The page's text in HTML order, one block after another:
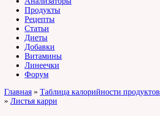
Продукты
Рецепты
Статьи
Диеты
Добавки
Витамины
Линеечки
Форум
Главная » Таблица калорийности продуктов
» Листья карри